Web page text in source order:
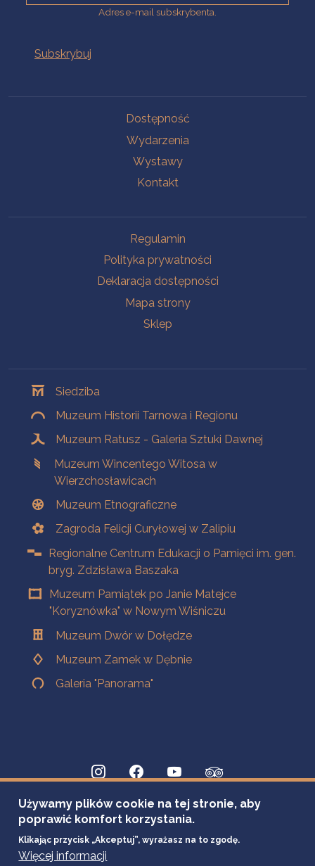
Adres e-mail subskrybenta.
Dostępność
Wydarzenia
Wystawy
Kontakt
Regulamin
Polityka prywatności
Deklaracja dostępności
Mapa strony
Sklep
Siedziba
Muzeum Historii Tarnowa i Regionu
Muzeum Ratusz - Galeria Sztuki Dawnej
Muzeum Wincentego Witosa w
Wierzchosławicach
Muzeum Etnograficzne
Zagroda Felicji Curyłowej w Zalipiu
Regionalne Centrum Edukacji o Pamięci im. gen.
bryg. Zdzisława Baszaka
Muzeum Pamiątek po Janie Matejce
"Koryznówka" w Nowym Wiśniczu
Muzeum Dwór w Dołędze
Muzeum Zamek w Dębnie
Galeria "Panorama"
Używamy plików cookie na tej stronie, aby
poprawić komfort korzystania.
Klikając przycisk „Akceptuj”, wyrażasz na to zgodę.
Więcej informacji